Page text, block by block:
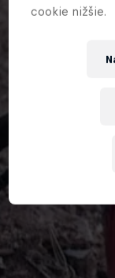
cookie nižšie.